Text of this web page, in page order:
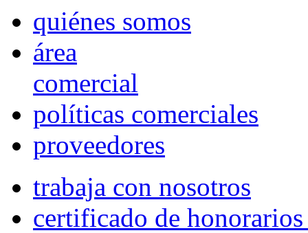
quiénes somos
área
comercial
políticas comerciales
proveedores
trabaja con nosotros
certificado de